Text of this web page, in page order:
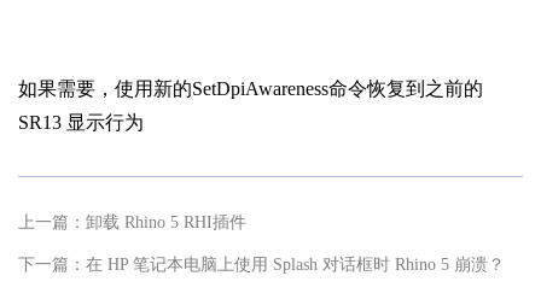
如果需要，使用新的SetDpiAwareness命令恢复到之前的
SR13 显示行为
上一篇： 卸载 Rhino 5 RHI插件
下一篇： 在 HP 笔记本电脑上使用 Splash 对话框时 Rhino 5 崩溃？